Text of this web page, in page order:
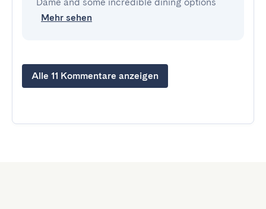
Mehr sehen
Alle 11 Kommentare anzeigen